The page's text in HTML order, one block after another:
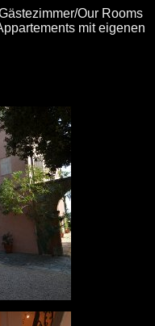
Our Rooms
mit eigenen